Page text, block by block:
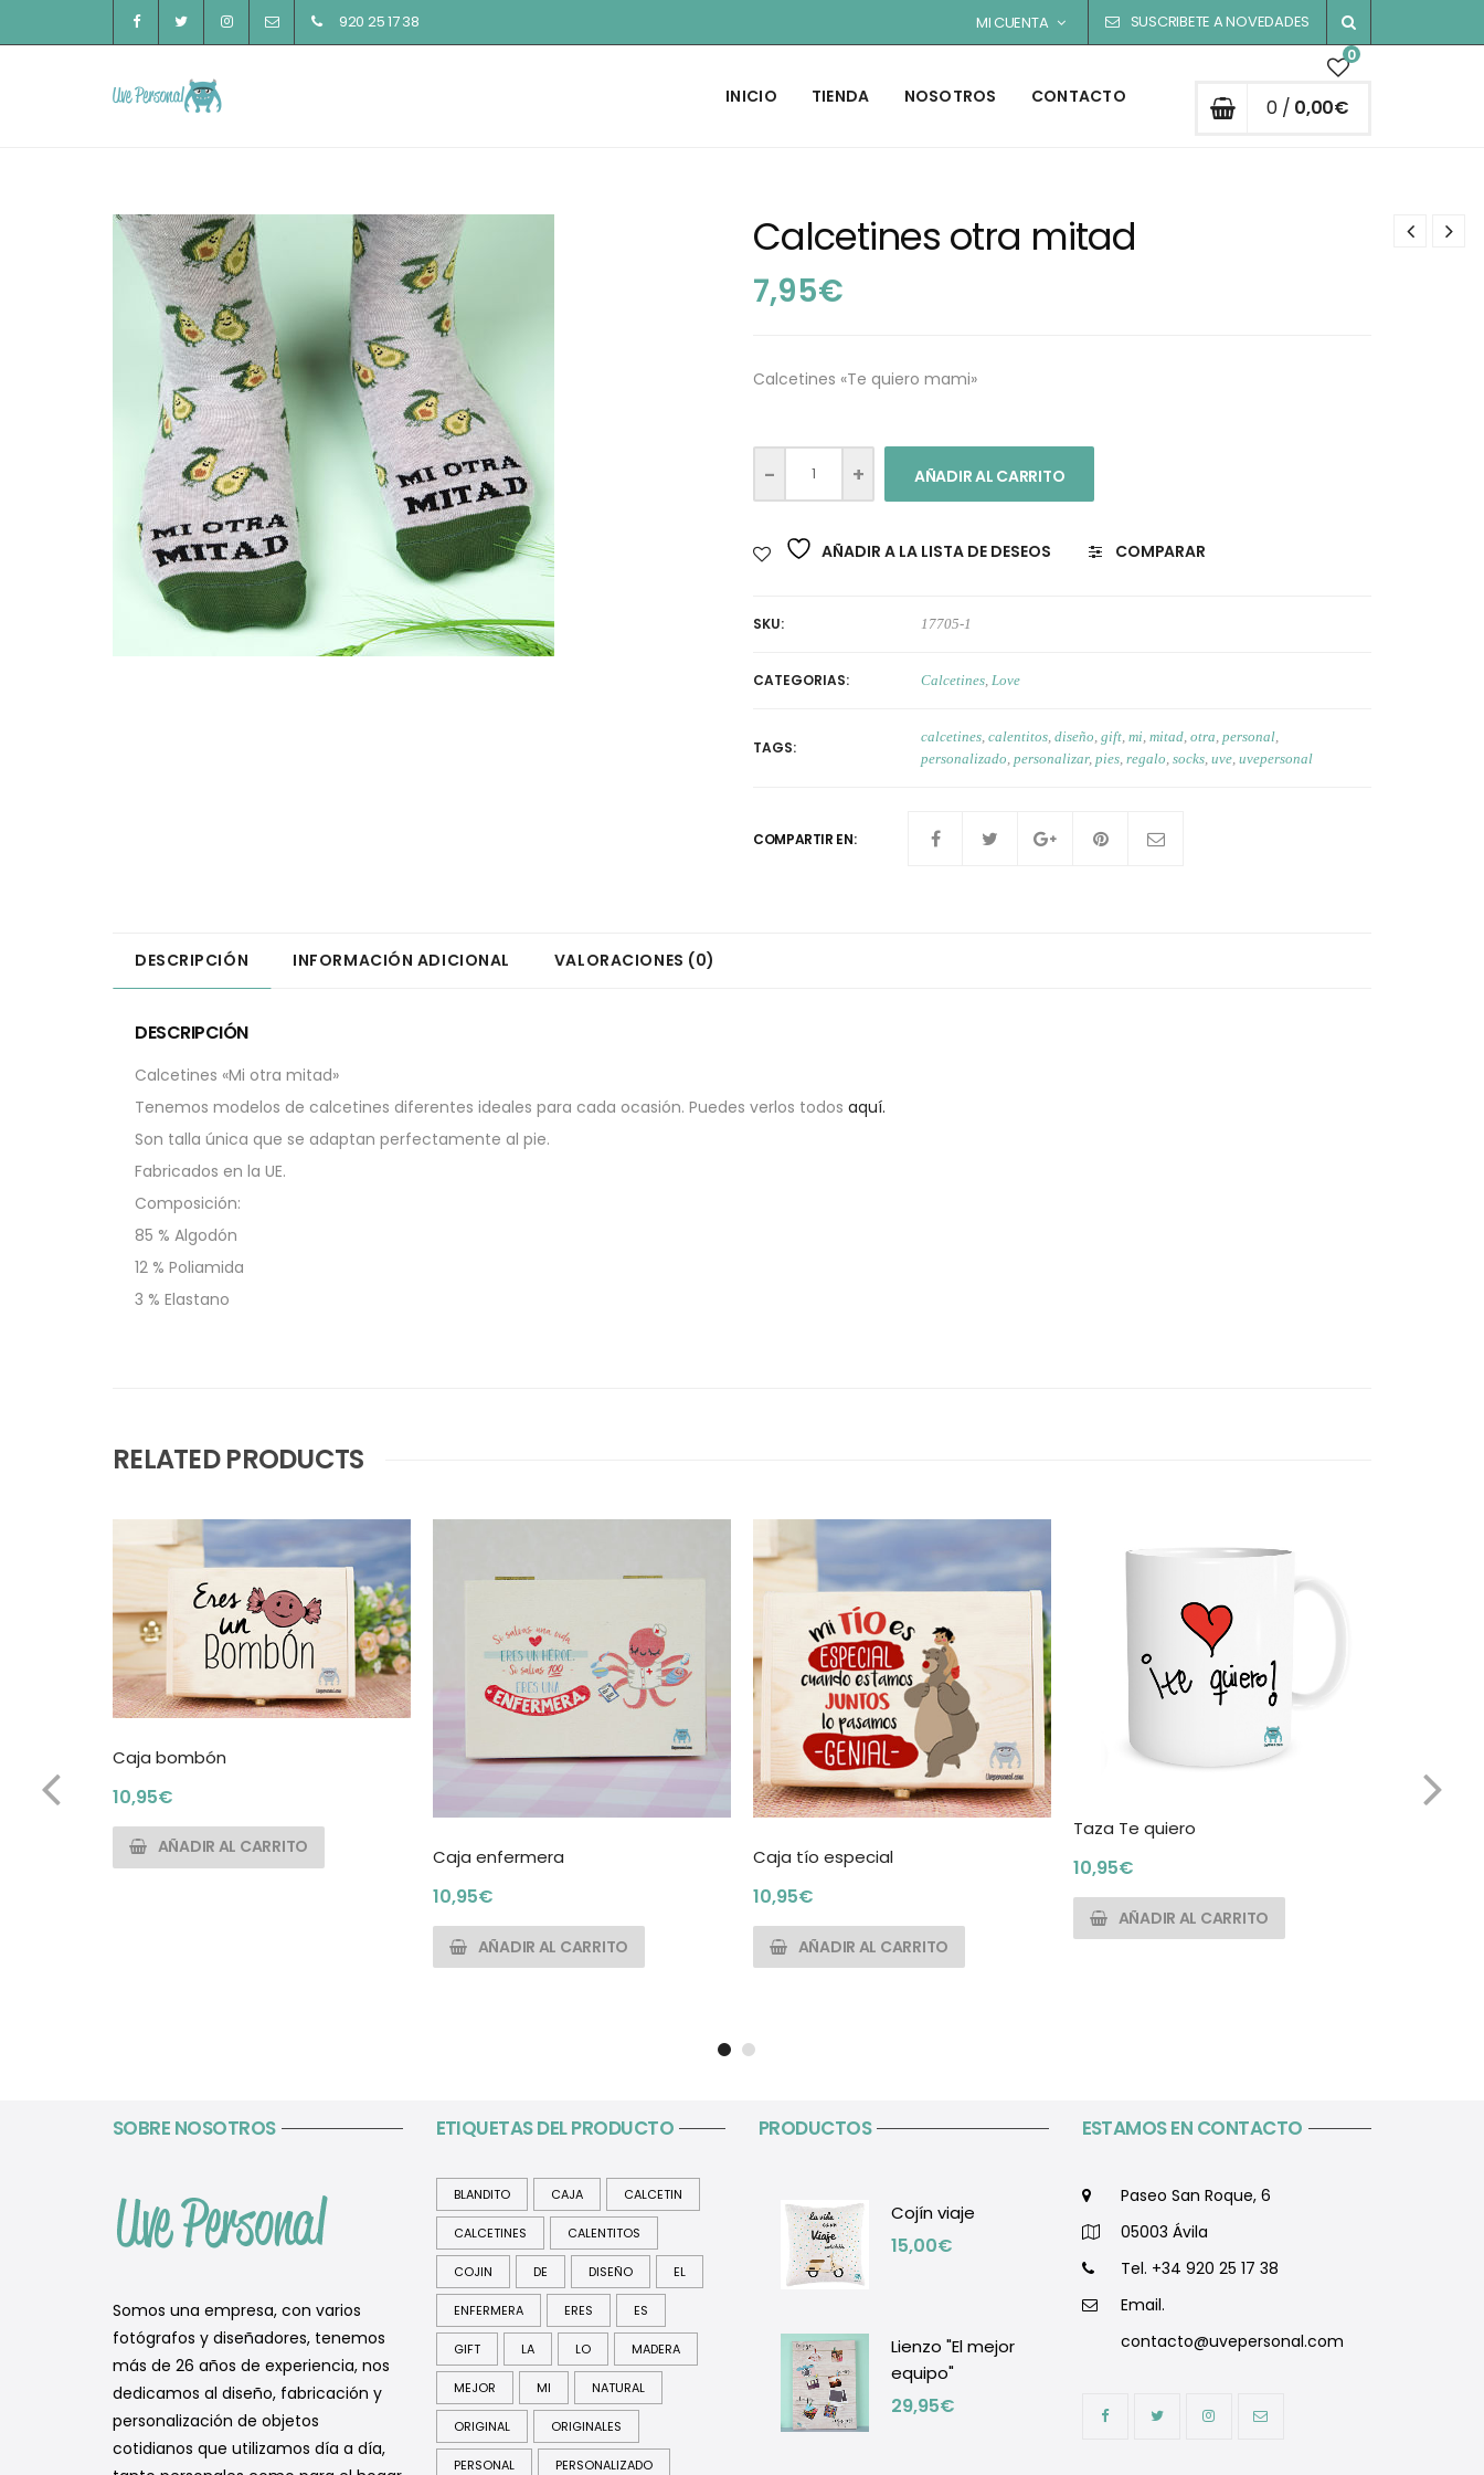
920 25 17 38 MI CUENTA SUSCRIBETE A NOVEDADES
INICIO TIENDA NOSOTROS CONTACTO
0
0 / 0,00€
Calcetines otra mitad
7,95€
Calcetines «Te quiero mami»
AÑADIR AL CARRITO
AÑADIR A LA LISTA DE DESEOS COMPARAR
SKU: 17705-1
CATEGORIAS: Calcetines, Love
TAGS:
calcetines, calentitos, diseño, gift, mi, mitad, otra, personal,
personalizado, personalizar, pies, regalo, socks, uve, uvepersonal
COMPARTIR EN:
DESCRIPCIÓN INFORMACIÓN ADICIONAL VALORACIONES (0)
DESCRIPCIÓN
Calcetines «Mi otra mitad»
Tenemos modelos de calcetines diferentes ideales para cada ocasión. Puedes verlos todos aquí.
Son talla única que se adaptan perfectamente al pie.
Fabricados en la UE.
Composición:
85 % Algodón
12 % Poliamida
3 % Elastano
RELATED PRODUCTS
Caja bombón
10,95€
AÑADIR AL CARRITO Caja enfermera
10,95€
AÑADIR AL CARRITO
Caja tío especial
10,95€
AÑADIR AL CARRITO
Taza Te quiero
10,95€
AÑADIR AL CARRITO
SOBRE NOSOTROS
Somos una empresa, con varios
fotógrafos y diseñadores, tenemos
más de 26 años de experiencia, nos
dedicamos al diseño, fabricación y
personalización de objetos
cotidianos que utilizamos día a día,
ETIQUETAS DEL PRODUCTO
BLANDITO CAJA CALCETIN
CALCETINES CALENTITOS
COJIN DE DISEÑO EL
ENFERMERA ERES ES
GIFT LA LO MADERA
MEJOR MI NATURAL
ORIGINAL ORIGINALES
PERSONAL PERSONALIZADO
PRODUCTOS
Cojín viaje
15,00€
Lienzo "El mejor
equipo"
29,95€
ESTAMOS EN CONTACTO
Paseo San Roque, 6
05003 Ávila
Tel. +34 920 25 17 38
Email.
contacto@uvepersonal.com